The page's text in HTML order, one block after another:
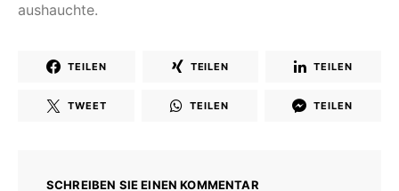
aushauchte.
TEILEN TEILEN TEILEN
TWEET TEILEN TEILEN
SCHREIBEN SIE EINEN KOMMENTAR